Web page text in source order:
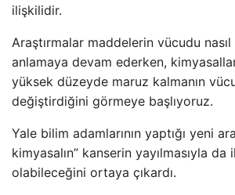
ilişkilidir.
Araştırmalar maddelerin vücudu
anlamaya devam ederken,
yüksek düzeyde maruz kalmanın
değiştirdiğini görmeye başlıyoruz.
Yale bilim adamlarının yaptığı yeni
kimyasalın” kanserin yayılmasıyla da
olabileceğini ortaya çıkardı.